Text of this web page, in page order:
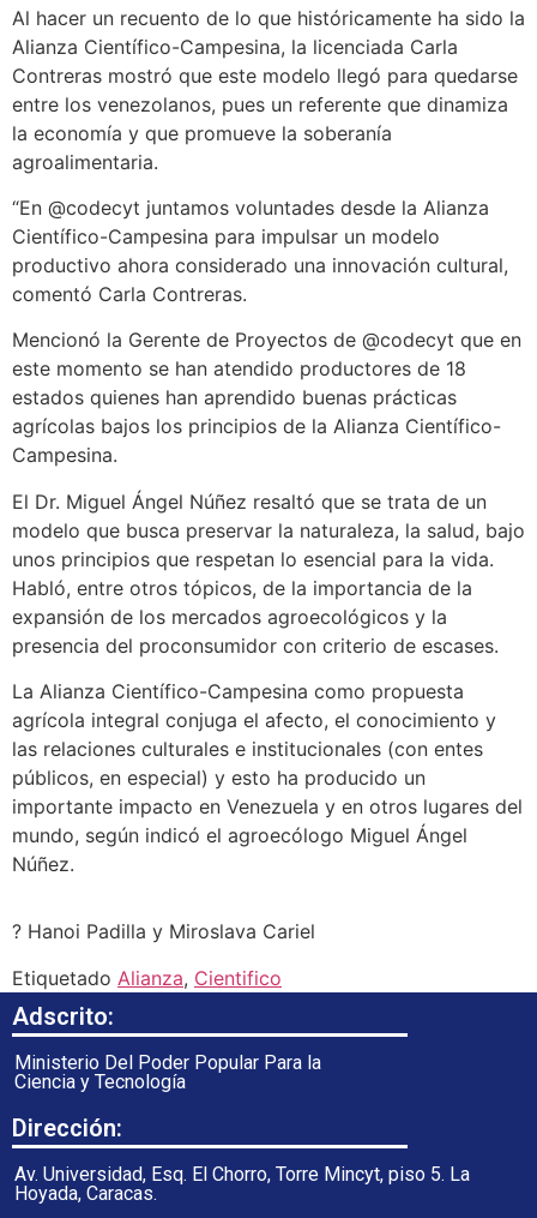
Al hacer un recuento de lo que históricamente ha sido la
Alianza Científico-Campesina, la licenciada Carla
Contreras mostró que este modelo llegó para quedarse
entre los venezolanos, pues un referente que dinamiza
la economía y que promueve la soberanía
agroalimentaria.
“En @codecyt juntamos voluntades desde la Alianza
Científico-Campesina para impulsar un modelo
productivo ahora considerado una innovación cultural,
comentó Carla Contreras.
Mencionó la Gerente de Proyectos de @codecyt que en
este momento se han atendido productores de 18
estados quienes han aprendido buenas prácticas
agrícolas bajos los principios de la Alianza Científico-
Campesina.
El Dr. Miguel Ángel Núñez resaltó que se trata de un
modelo que busca preservar la naturaleza, la salud, bajo
unos principios que respetan lo esencial para la vida.
Habló, entre otros tópicos, de la importancia de la
expansión de los mercados agroecológicos y la
presencia del proconsumidor con criterio de escases.
La Alianza Científico-Campesina como propuesta
agrícola integral conjuga el afecto, el conocimiento y
las relaciones culturales e institucionales (con entes
públicos, en especial) y esto ha producido un
importante impacto en Venezuela y en otros lugares del
mundo, según indicó el agroecólogo Miguel Ángel
Núñez.
? Hanoi Padilla y Miroslava Cariel
Etiquetado Alianza, Cientifico
Adscrito:
Ministerio Del Poder Popular Para la
Ciencia y Tecnología
Dirección:
Av. Universidad, Esq. El Chorro, Torre Mincyt, piso 5. La
Hoyada, Caracas.